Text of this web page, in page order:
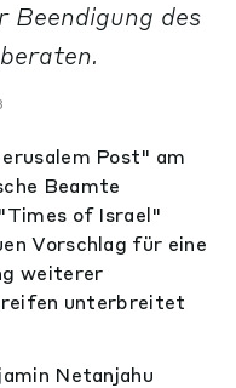
Beendigung des
Post" am
Beamte
of Israel"
Vorschlag für eine
weiterer
unterbreitet
Netanjahu